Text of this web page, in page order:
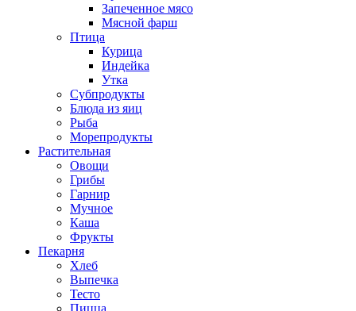
Запеченное мясо
Мясной фарш
Птица
Курица
Индейка
Утка
Субпродукты
Блюда из яиц
Рыба
Морепродукты
Растительная
Овощи
Грибы
Гарнир
Мучное
Каша
Фрукты
Пекарня
Хлеб
Выпечка
Тесто
Пицца